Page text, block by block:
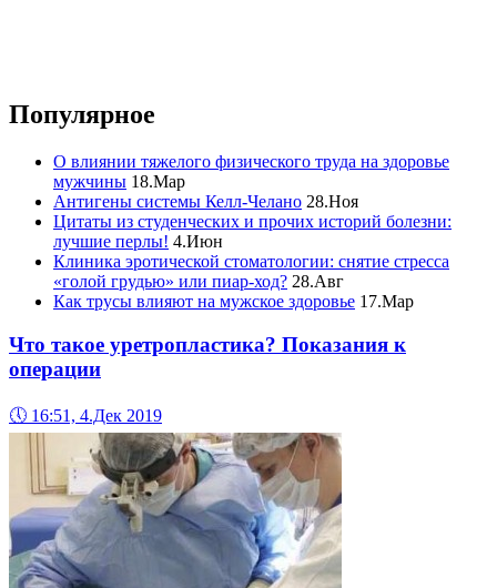
Популярное
О влиянии тяжелого физического труда на здоровье
мужчины 18.Мар
Антигены системы Келл-Челано 28.Ноя
Цитаты из студенческих и прочих историй болезни:
лучшие перлы! 4.Июн
Клиника эротической стоматологии: снятие стресса
«голой грудью» или пиар-ход? 28.Авг
Как трусы влияют на мужское здоровье 17.Мар
Что такое уретропластика? Показания к
операции
🕔 16:51, 4.Дек 2019